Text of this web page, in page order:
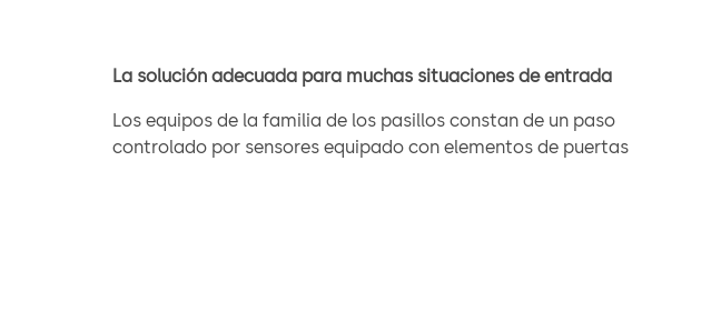
La solución adecuada para muchas situaciones de entrada
Los equipos de la familia de los pasillos constan de un paso
controlado por sensores equipado con elementos de puertas